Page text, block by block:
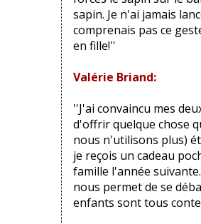
sapin. Je n'ai jamais
comprenais pas ce
en fille!''
Valérie Briand:
''J'ai convaincu mes
d'offrir quelque chose
nous n'utilisons plus)
je reçois un cadeau
famille l'année
nous permet de se
enfants sont tous